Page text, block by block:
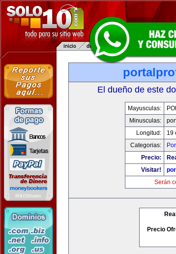
El dueño de este
Mayusculas:
Minusculas:
Longitud:
19
Categorias:
Precio:
Visitar!
Serán
Precio